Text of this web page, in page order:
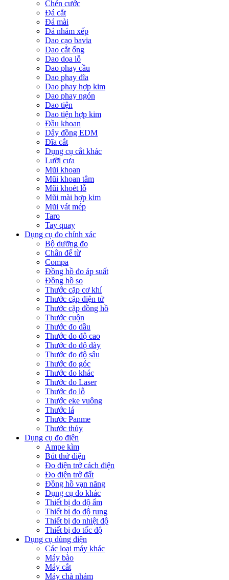
Chén cước
Đá cắt
Đá mài
Đá nhám xếp
Dao cạo bavia
Dao cắt ống
Dao doa lỗ
Dao phay cầu
Dao phay đĩa
Dao phay hợp kim
Dao phay ngón
Dao tiện
Dao tiện hợp kim
Đầu khoan
Dây đồng EDM
Đĩa cắt
Dụng cụ cắt khác
Lưỡi cưa
Mũi khoan
Mũi khoan tâm
Mũi khoét lỗ
Mũi mài hợp kim
Mũi vát mép
Taro
Tay quay
Dụng cụ đo chính xác
Bộ dưỡng đo
Chân đế từ
Compa
Đồng hồ đo áp suất
Đồng hồ so
Thước cặp cơ khí
Thước cặp điện tử
Thước cặp đồng hồ
Thước cuộn
Thước đo dầu
Thước đo độ cao
Thước đo độ dày
Thước đo độ sâu
Thước đo góc
Thước đo khác
Thước đo Laser
Thước đo lỗ
Thước eke vuông
Thước lá
Thước Panme
Thước thủy
Dụng cụ đo điện
Ampe kìm
Bút thử điện
Đo điện trở cách điện
Đo điện trở đất
Đồng hồ vạn năng
Dụng cụ đo khác
Thiết bị đo độ ẩm
Thiết bị đo độ rung
Thiết bị đo nhiệt độ
Thiết bị đo tốc độ
Dụng cụ dùng điện
Các loại máy khác
Máy bào
Máy cắt
Máy chà nhám